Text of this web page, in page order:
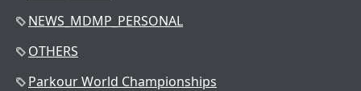
NEWS_MDMP_PERSONAL
OTHERS
Parkour World Championships